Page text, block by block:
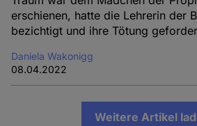
erschienen, hatte die Lehrerin der
bezichtigt und ihre Tötung
Daniela Wakonigg
08.04.2022
Weitere Artikel